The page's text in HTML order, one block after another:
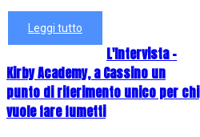
Leggi tutto
L'Intervista -
Kirby Academy, a Cassino un
punto di riferimento unico per chi
vuole fare fumetti